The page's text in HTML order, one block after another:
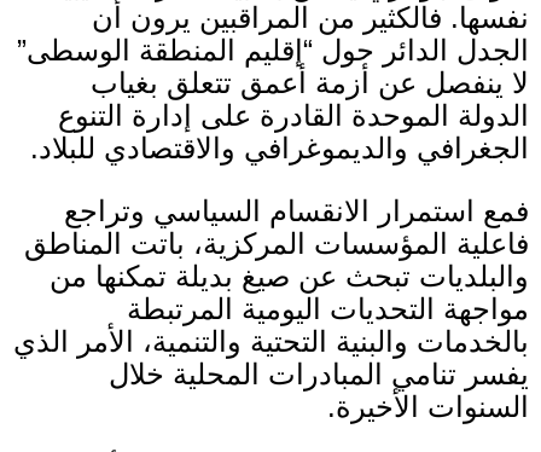
نفسها. فالكثير من المراقبين يرون أن
الجدل الدائر حول “ إقليم المنطقة الوسطى”
لا ينفصل عن أزمة أعمق تتعلق بغياب
الدولة الموحدة القادرة على إدارة التنوع
الجغرافي والديموغرافي والاقتصادي للبلاد.
فمع استمرار الانقسام السياسي وتراجع
فاعلية المؤسسات المركزية، باتت المناطق
والبلديات تبحث عن صيغ بديلة تمكنها من
مواجهة التحديات اليومية المرتبطة
بالخدمات والبنية التحتية والتنمية، الأمر الذي
يفسر تنامي المبادرات المحلية خلال
السنوات الأخيرة.